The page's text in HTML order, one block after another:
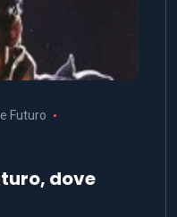
Futuro
dove